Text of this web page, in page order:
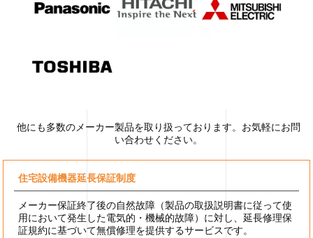
他にも多数のメーカー製品を取り扱っております。お気軽にお問
い合わせください。
住宅設備機器延長保証制度
メーカー保証終了後の自然故障（製品の取扱説明書に従って使
用において発生した電気的・機械的故障）に対し、延長修理保
証規約に基づいて無償修理を提供するサービスです。